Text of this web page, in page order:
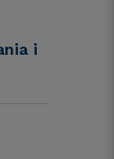
i